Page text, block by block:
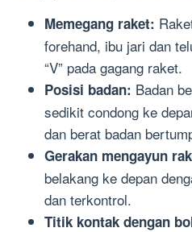
Memegang raket:
forehand, ibu jari dan
“V” pada gagang raket.
Posisi badan: Badan
sedikit condong ke
dan berat badan
Gerakan mengayun
belakang ke depan
dan terkontrol.
Titik kontak dengan